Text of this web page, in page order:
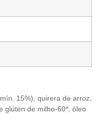
15%), quirera de arroz,
glúten de milho-60*, óleo